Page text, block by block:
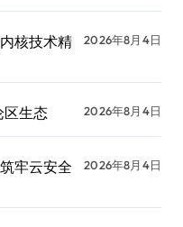
核技术精
2026年8月4日
区生态 2026年8月4日
牢云安全
2026年8月4日